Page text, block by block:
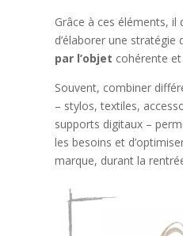
Grâce à ces éléments, il
d’élaborer une stratégie
par l’objet cohérente
Souvent, combiner
– stylos, textiles,
supports digitaux –
les besoins et
marque, durant la